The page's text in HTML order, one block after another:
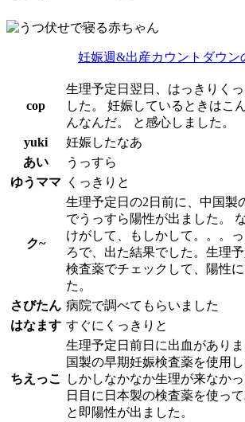
妊娠週&出産カウントダウン
cop
生理予定日翌日、はっきりく
した。 妊娠しているときはこ
んなんだ。 と感心しました。
yuki
妊娠したなあ
あい
うっすら
ゆうママ
くっきりと
ク~
生理予定日の2日前に、中国製
でうっすら陽性が出ました。
けがして、もしかして。。。
ろで、出た結果でした。生理
検査薬でチェックして、陽性
た。
さびたん 病院で調べてもらいました
はなます すぐにくっきりと
ちえっこ
生理予定日前日に出血があり
国製の早期妊娠検査薬を使用し
しかしなかなか生理が来なか
日目に日本製の検査薬を使っ
と即陽性が出ました。